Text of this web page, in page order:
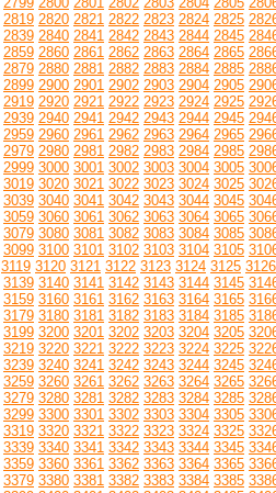
2819 2820 2821 2822 2823 2824 2825
2839 2840 2841 2842 2843 2844 2845
2859 2860 2861 2862 2863 2864 2865
2879 2880 2881 2882 2883 2884 2885
2899 2900 2901 2902 2903 2904 2905
2919 2920 2921 2922 2923 2924 2925
2939 2940 2941 2942 2943 2944 2945
2959 2960 2961 2962 2963 2964 2965
2979 2980 2981 2982 2983 2984 2985
2999 3000 3001 3002 3003 3004 3005
3019 3020 3021 3022 3023 3024 3025
3039 3040 3041 3042 3043 3044 3045
3059 3060 3061 3062 3063 3064 3065
3079 3080 3081 3082 3083 3084 3085
3099 3100 3101 3102 3103 3104 3105
3119 3120 3121 3122 3123 3124 3125 3126
3139 3140 3141 3142 3143 3144 3145
3159 3160 3161 3162 3163 3164 3165
3179 3180 3181 3182 3183 3184 3185
3199 3200 3201 3202 3203 3204 3205
3219 3220 3221 3222 3223 3224 3225
3239 3240 3241 3242 3243 3244 3245
3259 3260 3261 3262 3263 3264 3265
3279 3280 3281 3282 3283 3284 3285
3299 3300 3301 3302 3303 3304 3305
3319 3320 3321 3322 3323 3324 3325
3339 3340 3341 3342 3343 3344 3345
3359 3360 3361 3362 3363 3364 3365
3379 3380 3381 3382 3383 3384 3385